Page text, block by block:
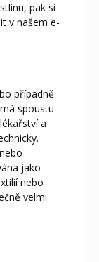
pak si
v našem e-
případně
spoustu
a
jako
nebo
velmi